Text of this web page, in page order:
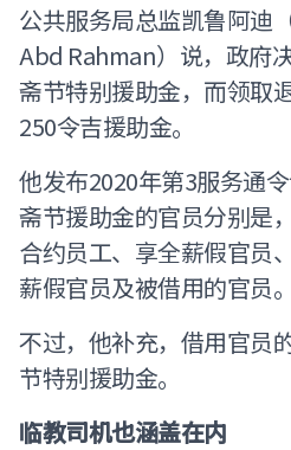
公共服务局总监凯鲁阿迪
Abd Rahman）说，政府
斋节特别援助金，而领取
250令吉援助金。
他发布2020年第3服务通
斋节援助金的官员分别是
合约员工、享全薪假官员
薪假官员及被借用的官员。
不过，他补充，借用官员
节特别援助金。
临教司机也涵盖在内